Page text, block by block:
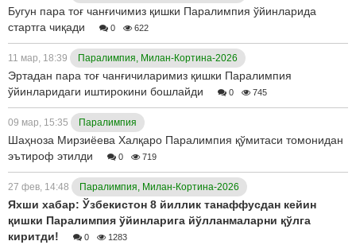
Бугун пара тоғ чанғичимиз қишки Паралимпия ўйинларида
стартга чиқади
0 622
11 мар, 18:39 Паралимпия, Милан-Кортина-2026
Эртадан пара тоғ чанғичиларимиз қишки Паралимпия
ўйинларидаги иштирокини бошлайди
0 745
09 мар, 15:35 Паралимпия
Шаҳноза Мирзиёева Халқаро Паралимпия қўмитаси томонидан
эътироф этилди
0 719
27 фев, 14:48 Паралимпия, Милан-Кортина-2026
Яхши хабар: Ўзбекистон 8 йиллик танаффусдан кейин
қишки Паралимпия ўйинларига йўлланмаларни қўлга
киритди!
0 1283